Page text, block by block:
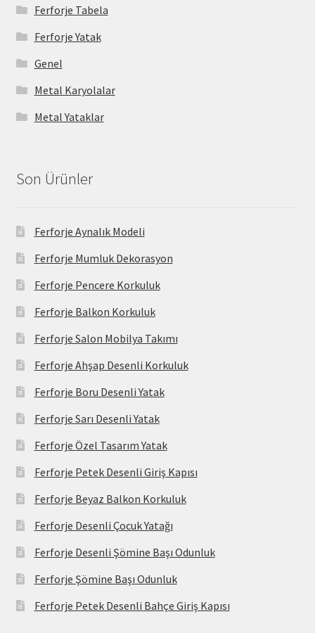
Ferforje Tabela
Ferforje Yatak
Genel
Metal Karyolalar
Metal Yataklar
Son Ürünler
Ferforje Aynalık Modeli
Ferforje Mumluk Dekorasyon
Ferforje Pencere Korkuluk
Ferforje Balkon Korkuluk
Ferforje Salon Mobilya Takımı
Ferforje Ahşap Desenli Korkuluk
Ferforje Boru Desenli Yatak
Ferforje Sarı Desenli Yatak
Ferforje Özel Tasarım Yatak
Ferforje Petek Desenli Giriş Kapısı
Ferforje Beyaz Balkon Korkuluk
Ferforje Desenli Çocuk Yatağı
Ferforje Desenli Şömine Başı Odunluk
Ferforje Şömine Başı Odunluk
Ferforje Petek Desenli Bahçe Giriş Kapısı